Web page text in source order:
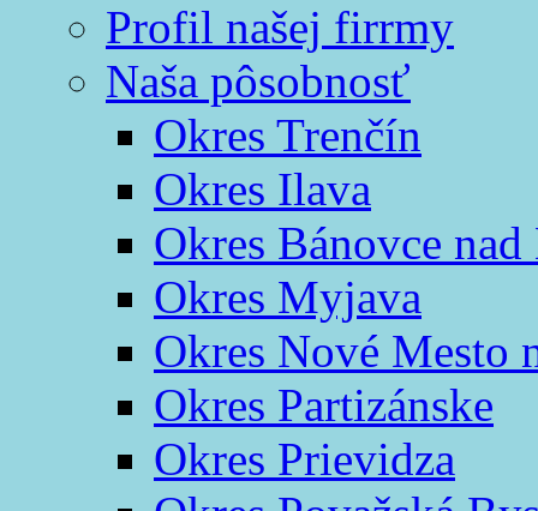
Profil našej firrmy
Naša pôsobnosť
Okres Trenčín
Okres Ilava
Okres Bánovce
Okres Myjava
Okres Nové Mesto
Okres Partizánske
Okres Prievidza